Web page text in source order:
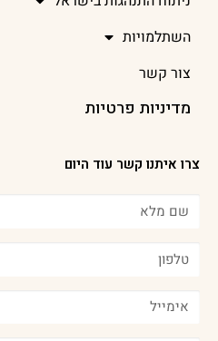
השתלמויות
צור קשר
מדיניות פרטיות
צרו איתנו קשר עוד היום